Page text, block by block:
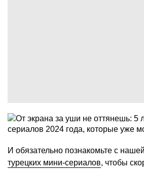
И обязательно познакомьте с
турецких мини-сериалов, чтобы